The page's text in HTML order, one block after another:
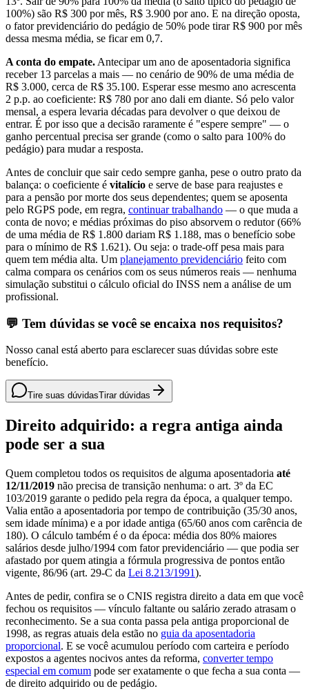
100%) são R$ 300 por mês, R$ 3.900 por ano. E na direção oposta,
o fator previdenciário do pedágio de 50% pode tirar R$ 900 por mês
dessa mesma média, se ficar em 0,7.
A conta do empate. Antecipar um ano de aposentadoria significa
receber 13 parcelas a mais — no cenário de 90% de uma média de
R$ 3.000, cerca de R$ 35.100. Esperar esse mesmo ano acrescenta
2 p.p. ao coeficiente: R$ 780 por ano dali em diante. Só pelo valor
mensal, a espera levaria décadas para devolver o que deixou de
entrar. É por isso que a decisão raramente é "espere sempre" — o
ganho percentual precisa ser grande (como o salto para 100% do
pedágio) para mudar a resposta.
Antes de concluir que sair cedo sempre ganha, pese o outro prato da
balança: o coeficiente é vitalício e serve de base para reajustes e
para a pensão por morte dos seus dependentes; quem se aposenta
pelo RGPS pode, em regra, continuar trabalhando — o que muda a
conta de novo; e médias próximas do piso absorvem o redutor (66%
de uma média de R$ 1.800 dariam R$ 1.188, mas o benefício sobe
para o mínimo de R$ 1.621). Ou seja: o trade-off pesa mais para
quem tem média alta. Um planejamento previdenciário feito com
calma compara os cenários com os seus números reais — nenhuma
simulação substitui o cálculo oficial do INSS nem a análise de um
profissional.
💬 Tem dúvidas se você se encaixa nos requisitos?
Nosso canal está aberto para esclarecer suas dúvidas sobre este
benefício.
Tire suas dúvidasTirar dúvidas
Direito adquirido: a regra antiga ainda
pode ser a sua
Quem completou todos os requisitos de alguma aposentadoria até
12/11/2019 não precisa de transição nenhuma: o art. 3º da EC
103/2019 garante o pedido pela regra da época, a qualquer tempo.
Valia então a aposentadoria por tempo de contribuição (35/30 anos,
sem idade mínima) e a por idade antiga (65/60 anos com carência de
180). O cálculo também é o da época: média dos 80% maiores
salários desde julho/1994 com fator previdenciário — que podia ser
afastado por quem atingia a fórmula progressiva de pontos então
vigente, 86/96 (art. 29-C da Lei 8.213/1991).
Antes de pedir, confira se o CNIS registra direito a data em que você
fechou os requisitos — vínculo faltante ou salário zerado atrasam o
reconhecimento. Se a sua conta passa pela antiga proporcional de
1998, as regras atuais dela estão no guia da aposentadoria
proporcional. E se você acumulou período com carteira e período
expostos a agentes nocivos antes da reforma, converter tempo
especial em comum pode ser exatamente o que fecha a sua conta —
de direito adquirido ou de pedágio.